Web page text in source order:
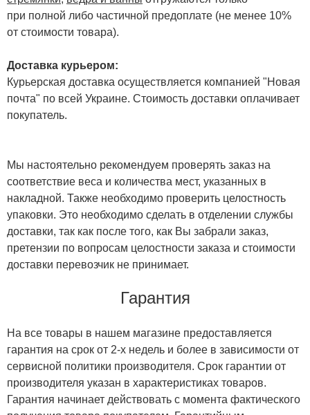
при полной либо частичной предоплате (не менее 10%
от стоимости товара).
Доставка курьером:
Курьерская доставка осуществляется компанией "Новая
почта" по всей Украине. Стоимость доставки оплачивает
покупатель.
Мы настоятельно рекомендуем проверять заказ на
соответствие веса и количества мест, указанных в
накладной. Также необходимо проверить целостность
упаковки. Это необходимо сделать в отделении службы
доставки, так как после того, как Вы забрали заказ,
претензии по вопросам целостности заказа и стоимости
доставки перевозчик не принимает.
Гарантия
На все товары в нашем магазине предоставляется
гарантия на срок от 2-х недель и более в зависимости от
сервисной политики производителя. Срок гарантии от
производителя указан в характеристиках товаров.
Гарантия начинает действовать с момента фактического